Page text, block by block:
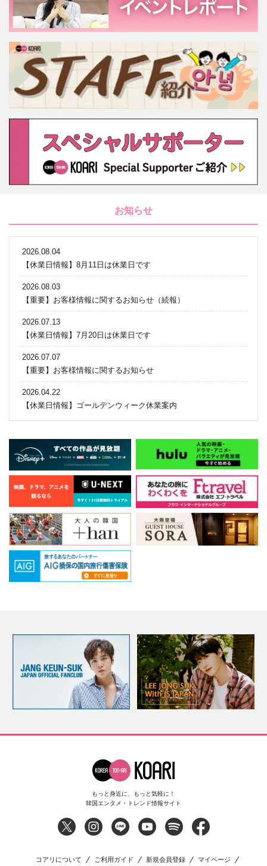
お知らせ
2026.08.04
【休業日情報】8月11日は休業日です
2026.08.03
【重要】お客様情報に関するお知らせ（続報）
2026.07.13
【休業日情報】7月20日は休業日です
2026.07.07
【重要】お客様情報に関するお知らせ
2026.04.22
【休業日情報】ゴールデンウィーク休業案内
もっと身近に、もっと気軽に！
韓国エンタメ・トレンド情報サイト
コアリについて ご利用ガイド 新規会員登録 マイページ